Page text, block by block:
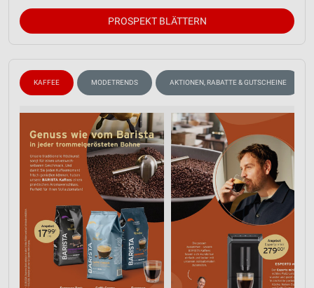
PROSPEKT BLÄTTERN
KAFFEE MODETRENDS AKTIONEN, RABATTE & GUTSCHEINE